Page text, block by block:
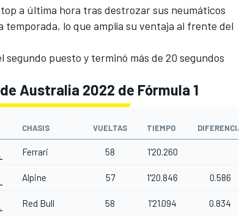
a última hora tras destrozar sus neumáticos
temporada, lo que amplía su ventaja al frente del
segundo puesto y terminó más de 20 segundos
Australia 2022 de Fórmula 1
CHASIS VUELTAS TIEMPO DIFERENCIA
Ferrari 58 1'20.260
Alpine 57 1'20.846 0.586
Red Bull 58 1'21.094 0.834